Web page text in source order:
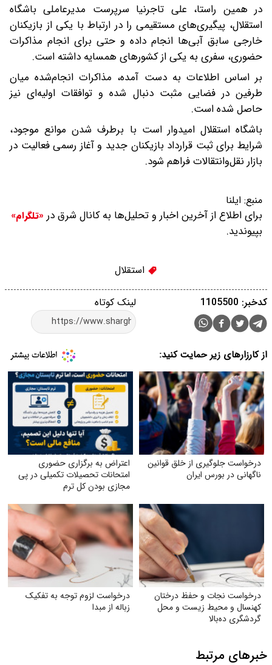
در همین راستا، علی تاجرنیا سرپرست مدیرعاملی باشگاه
استقلال، پیگیری‌های مستقیمی را در ارتباط با یکی از بازیکنان
خارجی سابق آبی‌ها انجام داده و حتی برای انجام مذاکرات
حضوری، سفری به یکی از کشورهای همسایه داشته است.
بر اساس اطلاعات به دست آمده، مذاکرات انجام‌شده میان
طرفین در فضایی مثبت دنبال شده و توافقات اولیه‌ای نیز
حاصل شده است.
باشگاه استقلال امیدوار است با برطرف شدن موانع موجود،
شرایط برای ثبت قرارداد بازیکنان جدید و آغاز رسمی فعالیت در
بازار نقل‌وانتقالات فراهم شود.
منبع: ایلنا
برای اطلاع از آخرین اخبار و تحلیل‌ها به کانال شرق در «تلگرام»
بپیوندید.
استقلال
لینک کوتاه کدخبر: 1105500
از کارزارهای زیر حمایت کنید:
درخواست جلوگیری از خلق قوانین
ناگهانی در بورس ایران
اعتراض به برگزاری حضوری
امتحانات تحصیلات تکمیلی در پی
مجازی بودن کل ترم
درخواست نجات و حفظ درختان
کهنسال و محیط زیست و محل
گردشگری ده‌بالا
درخواست لزوم توجه به تفکیک
زباله از مبدا
خبرهای مرتبط